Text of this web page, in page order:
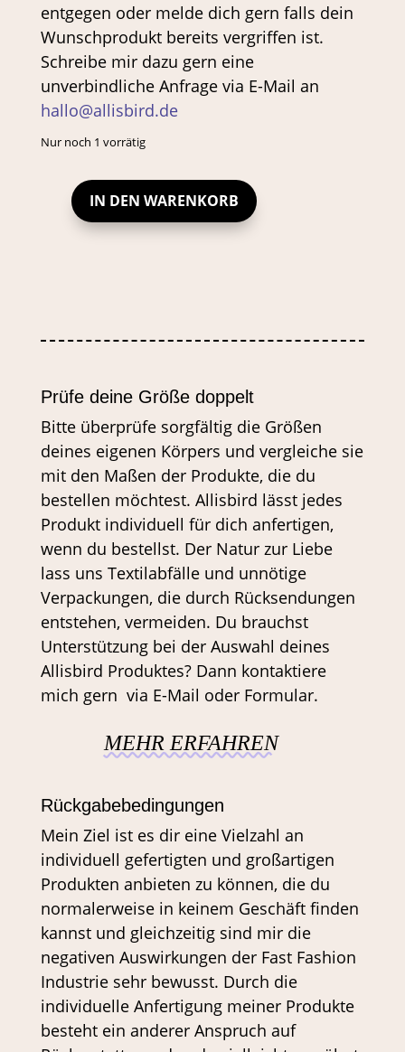
entgegen oder melde dich gern falls dein
Wunschprodukt bereits vergriffen ist.
Schreibe mir dazu gern eine
unverbindliche Anfrage via E-Mail an
hallo@allisbird.de
Nur noch 1 vorrätig
PORTEMONNAIE
MINI-
GELDBÖRSE
BEIGEM
IN DEN WARENKORB
Prüfe deine Größe doppelt
Bitte überprüfe sorgfältig die Größen
deines eigenen Körpers und vergleiche sie
mit den Maßen der Produkte, die du
bestellen möchtest. Allisbird lässt jedes
Produkt individuell für dich anfertigen,
wenn du bestellst. Der Natur zur Liebe
lass uns Textilabfälle und unnötige
Verpackungen, die durch Rücksendungen
entstehen, vermeiden. Du brauchst
Unterstützung bei der Auswahl deines
Allisbird Produktes? Dann kontaktiere
mich gern via E-Mail oder Formular.
MEHR ERFAHREN
Rückgabebedingungen
Mein Ziel ist es dir eine Vielzahl an
individuell gefertigten und großartigen
Produkten anbieten zu können, die du
normalerweise in keinem Geschäft finden
kannst und gleichzeitig sind mir die
negativen Auswirkungen der Fast Fashion
Industrie sehr bewusst. Durch die
individuelle Anfertigung meiner Produkte
besteht ein anderer Anspruch auf